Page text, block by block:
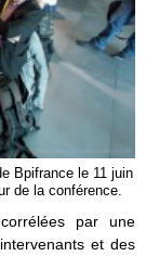
Bpifrance le 11 juin
de la conférence.
par une
et des